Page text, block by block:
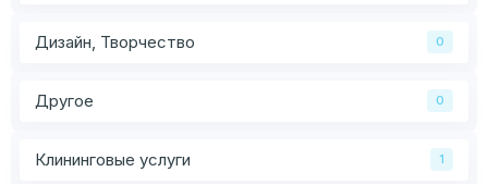
Дизайн, Творчество 0
Другое 0
Клининговые услуги 1